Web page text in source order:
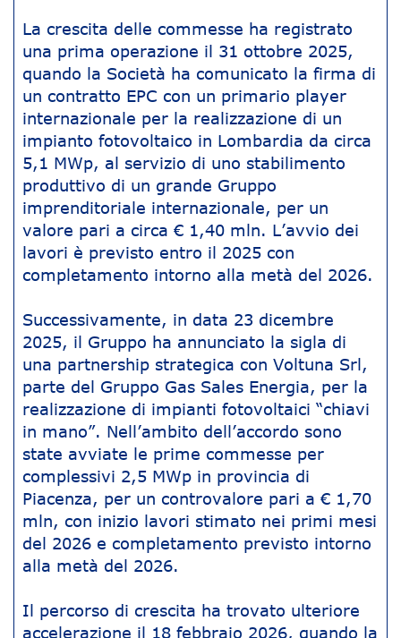
La crescita delle commesse ha registrato
una prima operazione il 31 ottobre 2025,
quando la Società ha comunicato la firma di
un contratto EPC con un primario player
internazionale per la realizzazione di un
impianto fotovoltaico in Lombardia da circa
5,1 MWp, al servizio di uno stabilimento
produttivo di un grande Gruppo
imprenditoriale internazionale, per un
valore pari a circa € 1,40 mln. L’avvio dei
lavori è previsto entro il 2025 con
completamento intorno alla metà del 2026.
Successivamente, in data 23 dicembre
2025, il Gruppo ha annunciato la sigla di
una partnership strategica con Voltuna Srl,
parte del Gruppo Gas Sales Energia, per la
realizzazione di impianti fotovoltaici “chiavi
in mano”. Nell’ambito dell’accordo sono
state avviate le prime commesse per
complessivi 2,5 MWp in provincia di
Piacenza, per un controvalore pari a € 1,70
mln, con inizio lavori stimato nei primi mesi
del 2026 e completamento previsto intorno
alla metà del 2026.
Il percorso di crescita ha trovato ulteriore
accelerazione il 18 febbraio 2026, quando la